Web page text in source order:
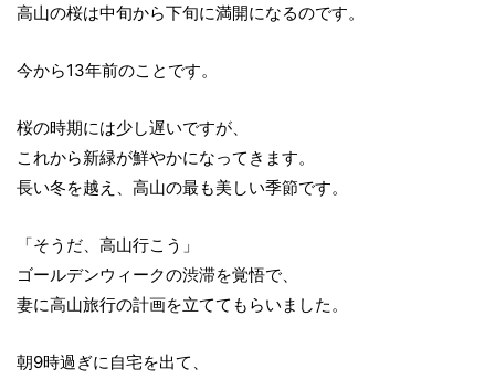
高山の桜は中旬から下旬に満開になるのです。
今から13年前のことです。
桜の時期には少し遅いですが、
これから新緑が鮮やかになってきます。
長い冬を越え、高山の最も美しい季節です。
「そうだ、高山行こう」
ゴールデンウィークの渋滞を覚悟で、
妻に高山旅行の計画を立ててもらいました。
朝9時過ぎに自宅を出て、